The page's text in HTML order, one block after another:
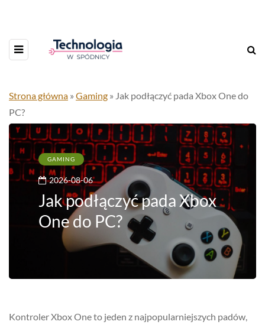
Strona główna » Gaming » Jak podłączyć pada Xbox One do
PC?
GAMING
2026-08-06
Jak podłączyć pada Xbox
One do PC?
Kontroler Xbox One to jeden z najpopularniejszych padów,